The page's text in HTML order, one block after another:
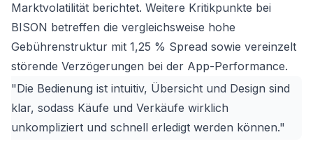
Marktvolatilität berichtet. Weitere Kritikpunkte bei
BISON betreffen die vergleichsweise hohe
Gebührenstruktur mit 1,25 % Spread sowie vereinzelt
störende Verzögerungen bei der App-Performance.
"Die Bedienung ist intuitiv, Übersicht und Design sind
klar, sodass Käufe und Verkäufe wirklich
unkompliziert und schnell erledigt werden können."